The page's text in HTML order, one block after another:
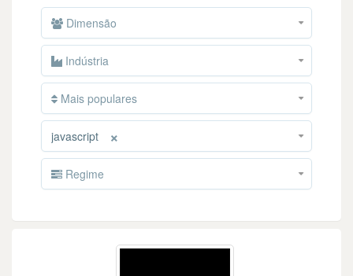
Dimensão
Indústria
Mais populares
×
javascript
Regime